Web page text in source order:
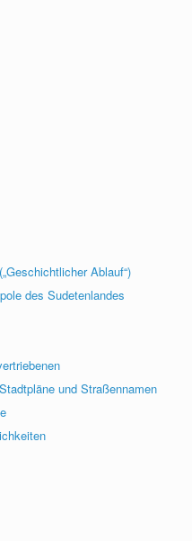
Ablauf“)
des Sudetenlandes
und Straßennamen